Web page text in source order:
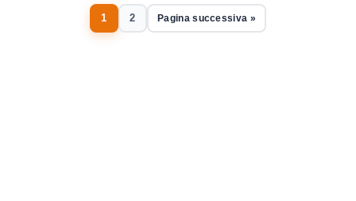
1 2 Pagina successiva »